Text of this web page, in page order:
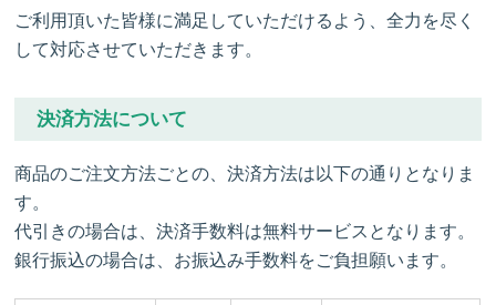
ご利用頂いた皆様に満足していただけるよう、全力を尽く
して対応させていただきます。
決済方法について
商品のご注文方法ごとの、決済方法は以下の通りとなりま
す。
代引きの場合は、決済手数料は無料サービスとなります。
銀行振込の場合は、お振込み手数料をご負担願います。